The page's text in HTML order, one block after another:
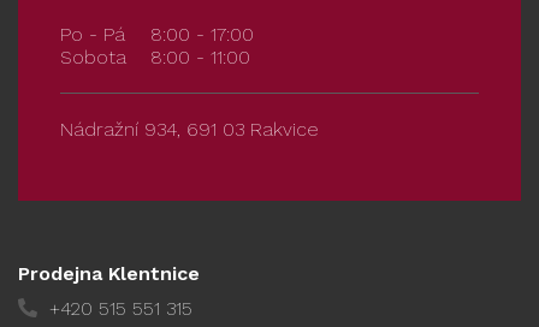
Po - Pá
8:00 - 17:00
Sobota
8:00 - 11:00
Nádražní 934, 691 03 Rakvice
Prodejna Klentnice
+420 515 551 315